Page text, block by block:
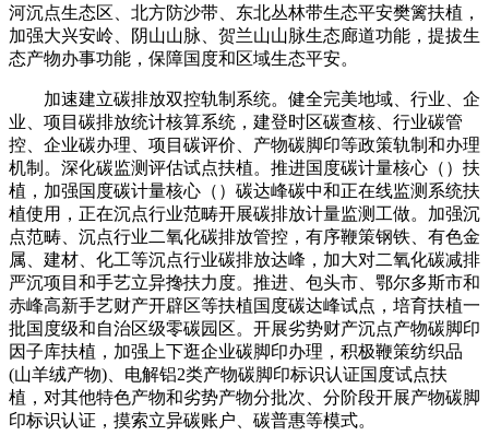
河沉点生态区、北方防沙带、东北丛林带生态平安樊篱扶植，
加强大兴安岭、阴山山脉、贺兰山山脉生态廊道功能，提拔生
态产物办事功能，保障国度和区域生态平安。
加速建立碳排放双控轨制系统。健全完美地域、行业、企
业、项目碳排放统计核算系统，建登时区碳查核、行业碳管
控、企业碳办理、项目碳评价、产物碳脚印等政策轨制和办理
机制。深化碳监测评估试点扶植。推进国度碳计量核心（）扶
植，加强国度碳计量核心（）碳达峰碳中和正在线监测系统扶
植使用，正在沉点行业范畴开展碳排放计量监测工做。加强沉
点范畴、沉点行业二氧化碳排放管控，有序鞭策钢铁、有色金
属、建材、化工等沉点行业碳排放达峰，加大对二氧化碳减排
严沉项目和手艺立异搀扶力度。推进、包头市、鄂尔多斯市和
赤峰高新手艺财产开辟区等扶植国度碳达峰试点，培育扶植一
批国度级和自治区级零碳园区。开展劣势财产沉点产物碳脚印
因子库扶植，加强上下逛企业碳脚印办理，积极鞭策纺织品
(山羊绒产物)、电解铝2类产物碳脚印标识认证国度试点扶
植，对其他特色产物和劣势产物分批次、分阶段开展产物碳脚
印标识认证，摸索立异碳账户、碳普惠等模式。